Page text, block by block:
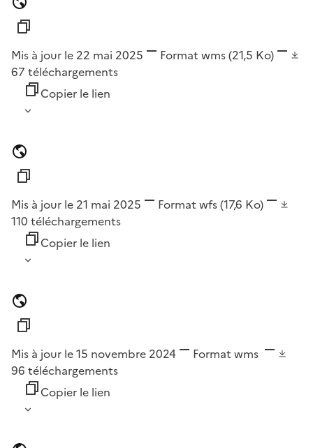
Mis à jour le 22 mai 2025 Format wms(21,5 Ko)
67 téléchargements
Copier le lien
Mis à jour le 21 mai 2025 Format wfs(17,6 Ko)
110 téléchargements
Copier le lien
Mis à jour le 15 novembre 2024 Format wms
96 téléchargements
Copier le lien